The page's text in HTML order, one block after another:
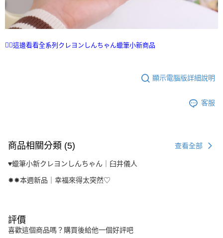
👉🏻這邊看看全系列クレヨンしんちゃん蠟筆小新商品
顯示電腦版詳細說明
客服
商品相關分類 (5) 查看全部
♥︎蠟筆小新クレヨンしんちゃん｜臼井儀人
✸✸本週新品｜幸福來得太突然♡
評價
喜歡這個商品嗎？購買後給他一個好評吧